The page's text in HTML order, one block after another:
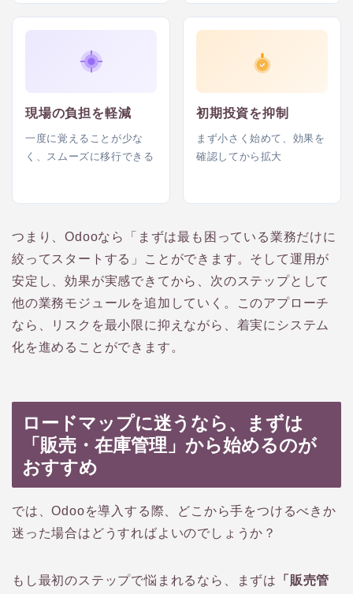
現場の負担を軽減
一度に覚えることが少な
く、スムーズに移行できる
初期投資を抑制
まず小さく始めて、効果を
確認してから拡大
つまり、Odooなら「まずは最も困っている業務だけに
絞ってスタートする」ことができます。そして運用が
安定し、効果が実感できてから、次のステップとして
他の業務モジュールを追加していく。このアプローチ
なら、リスクを最小限に抑えながら、着実にシステム
化を進めることができます。
ロードマップに迷うなら、まずは
「販売・在庫管理」から始めるのが
おすすめ
では、Odooを導入する際、どこから手をつけるべきか
迷った場合はどうすればよいのでしょうか？
もし最初のステップで悩まれるなら、まずは
「販売管